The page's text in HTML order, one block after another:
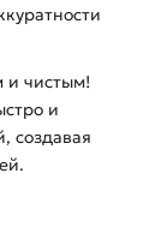
и чистым!
и
создавая